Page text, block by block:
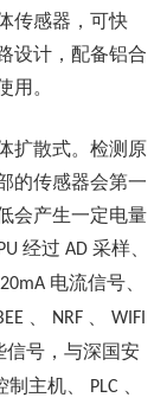
传感器，可快
设计，配备铝合
用。
扩散式。检测原
的传感器会第一
会产生一定电量
经过 AD 采样、
20mA 电流信号、
NRF WIFI
信号，与深国安
主机、 PLC